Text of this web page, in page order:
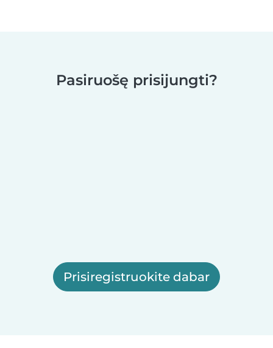
Pasiruošę prisijungti?
Prisiregistruokite dabar